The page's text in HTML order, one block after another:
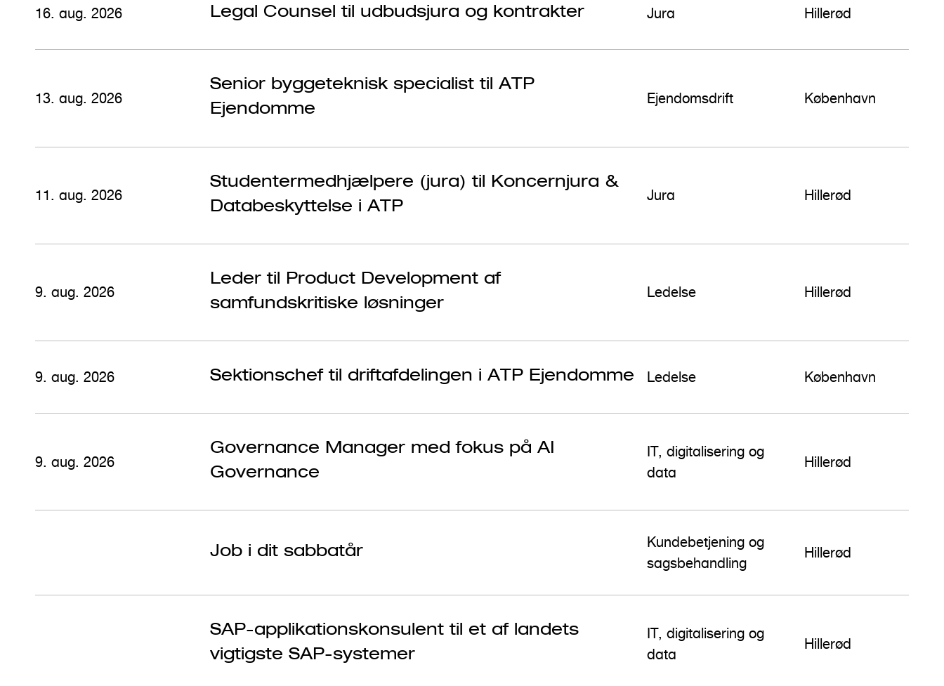
Legal Counsel til udbudsjura og kontrakter
16. aug. 2026 Jura Hillerød
Senior byggeteknisk specialist til ATP
Ejendomme
13. aug. 2026 Ejendomsdrift København
Studentermedhjælpere (jura) til Koncernjura &
Databeskyttelse i ATP
11. aug. 2026 Jura Hillerød
Leder til Product Development af
samfundskritiske løsninger
9. aug. 2026 Ledelse Hillerød
Sektionschef til driftafdelingen i ATP Ejendomme
9. aug. 2026 Ledelse København
Governance Manager med fokus på AI
Governance
9. aug. 2026
IT, digitalisering og
data
Hillerød
Job i dit sabbatår
Kundebetjening og
sagsbehandling
Hillerød
SAP-applikationskonsulent til et af landets
vigtigste SAP-systemer
IT, digitalisering og
data
Hillerød